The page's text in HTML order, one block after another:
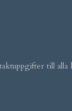
till alla